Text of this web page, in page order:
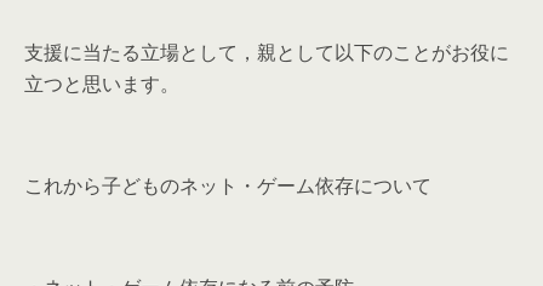
支援に当たる立場として，親として以下のことがお役に
立つと思います。
これから子どものネット・ゲーム依存について